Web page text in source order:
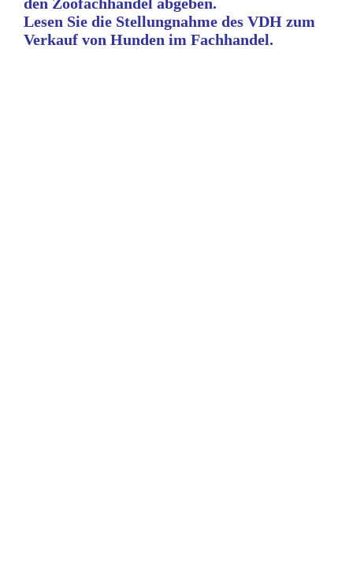
Lesen Sie die Stellungnahme des VDH zum
Verkauf von Hunden im Fachhandel.